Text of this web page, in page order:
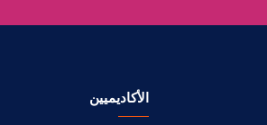
الأكاديميين